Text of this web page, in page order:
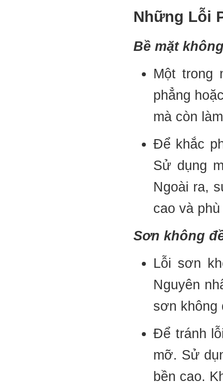
Những Lỗi
Bề mặt
Một trong
phẳng
mà còn
Để khắc
Sử dụng
Ngoài ra,
cao và
Sơn không
Lỗi sơn
Nguyên
sơn không
Để tránh
mỡ. Sử
bền cao.